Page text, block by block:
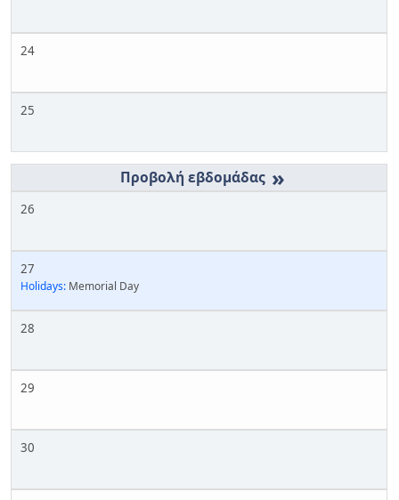
24
25
»
26
27
Holidays: Memorial Day
28
29
30